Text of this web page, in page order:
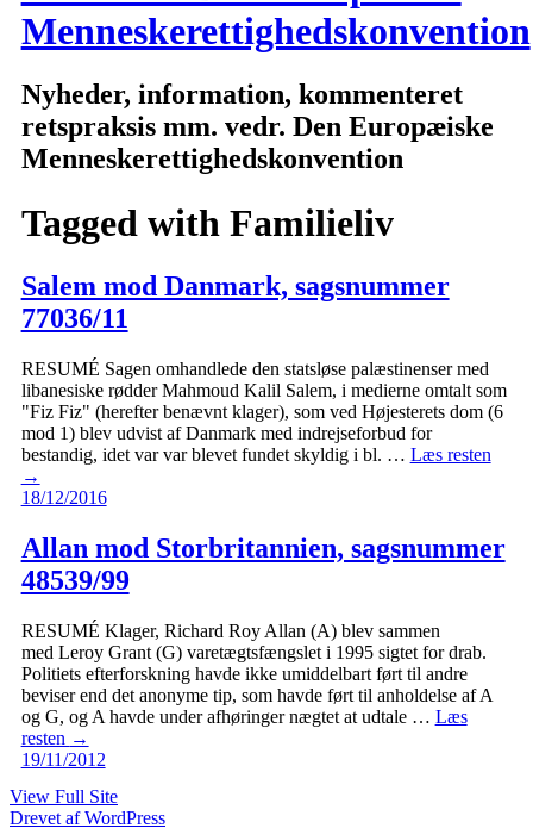
Menneskerettighedskonvention
Nyheder, information, kommenteret
retspraksis mm. vedr. Den Europæiske
Menneskerettighedskonvention
Tagged with Familieliv
Salem mod Danmark, sagsnummer
77036/11
RESUMÉ Sagen omhandlede den statsløse palæstinenser med
libanesiske rødder Mahmoud Kalil Salem, i medierne omtalt som
"Fiz Fiz" (herefter benævnt klager), som ved Højesterets dom (6
mod 1) blev udvist af Danmark med indrejseforbud for
bestandig, idet var var blevet fundet skyldig i bl. … Læs resten
→
18/12/2016
Allan mod Storbritannien, sagsnummer
48539/99
RESUMÉ Klager, Richard Roy Allan (A) blev sammen
med Leroy Grant (G) varetægtsfængslet i 1995 sigtet for drab.
Politiets efterforskning havde ikke umiddelbart ført til andre
beviser end det anonyme tip, som havde ført til anholdelse af A
og G, og A havde under afhøringer nægtet at udtale … Læs
resten →
19/11/2012
View Full Site
Drevet af WordPress